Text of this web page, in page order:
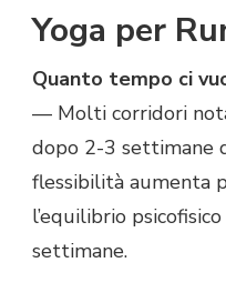
Yoga per
Quanto tempo ci
— Molti corridori
dopo 2-3 settimane
flessibilità aumenta
l’equilibrio
settimane.